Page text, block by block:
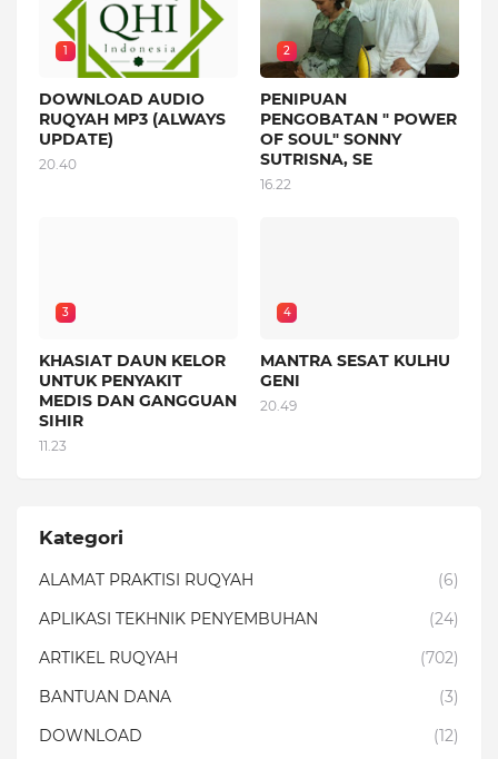
1
DOWNLOAD AUDIO
RUQYAH MP3 (ALWAYS
UPDATE)
20.40
2
PENIPUAN
PENGOBATAN " POWER
OF SOUL" SONNY
SUTRISNA, SE
16.22
3
KHASIAT DAUN KELOR
UNTUK PENYAKIT
MEDIS DAN GANGGUAN
SIHIR
11.23
4
MANTRA SESAT KULHU
GENI
20.49
Kategori
ALAMAT PRAKTISI RUQYAH
(6)
APLIKASI TEKHNIK PENYEMBUHAN
(24)
ARTIKEL RUQYAH
(702)
BANTUAN DANA
(3)
DOWNLOAD
(12)